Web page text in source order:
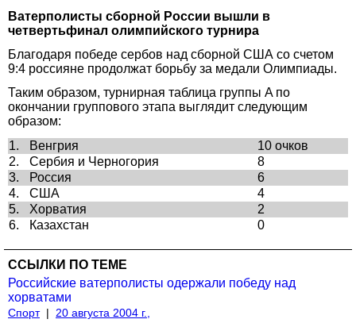
Ватерполисты сборной России вышли в
четвертьфинал олимпийского турнира
Благодаря победе сербов над сборной США со счетом
9:4 россияне продолжат борьбу за медали Олимпиады.
Таким образом, турнирная таблица группы A по
окончании группового этапа выглядит следующим
образом:
1.
Венгрия
10 очков
2.
Сербия и Черногория
8
3.
Россия
6
4.
США
4
5.
Хорватия
2
6.
Казахстан 0
ССЫЛКИ ПО ТЕМЕ
Российские ватерполисты одержали победу над
хорватами
Спорт | 20 августа 2004 г.,